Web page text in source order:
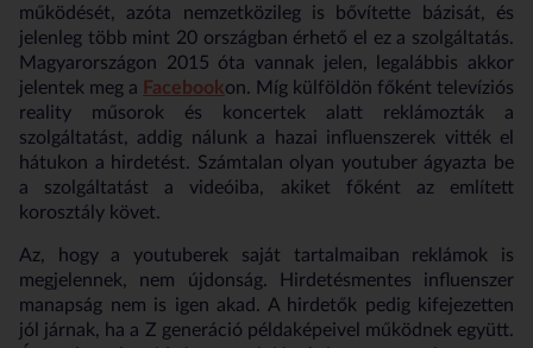
működését, azóta nemzetközileg is bővítette bázisát, és
jelenleg több mint 20 országban érhető el ez a szolgáltatás.
Magyarországon 2015 óta vannak jelen, legalábbis akkor
jelentek meg a Facebookon. Míg külföldön főként televíziós
reality műsorok és koncertek alatt reklámozták a
szolgáltatást, addig nálunk a hazai influenszerek vitték el
hátukon a hirdetést. Számtalan olyan youtuber ágyazta be
a szolgáltatást a videóiba, akiket főként az említett
korosztály követ.
Az, hogy a youtuberek saját tartalmaiban reklámok is
megjelennek, nem újdonság. Hirdetésmentes influenszer
manapság nem is igen akad. A hirdetők pedig kifejezetten
jól járnak, ha a Z generáció példaképeivel működnek együtt.